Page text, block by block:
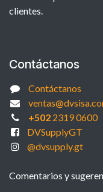
clientes.
Contáctanos
Contáctanos
+5022319 0600
DVSupplyGT
@dvsupply.gt
Comentarios y